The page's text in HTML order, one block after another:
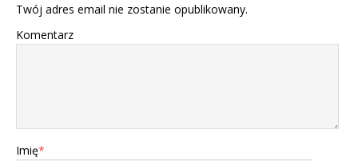
Twój adres email nie zostanie opublikowany.
Komentarz
Imię*